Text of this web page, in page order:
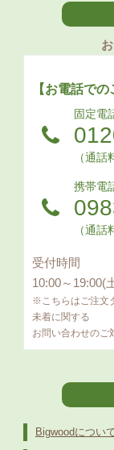
【お電話で
固定電
（通話
携帯電
（通話
受付時間
10:00～19:00(
※こちらはご注文
未着に関する
お問い合わせのご
Bigwoodについ